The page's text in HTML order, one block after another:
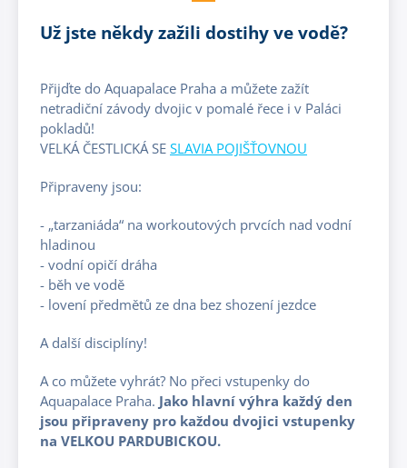
Už jste někdy zažili dostihy ve vodě?
Přijďte do Aquapalace Praha a můžete zažít
netradiční závody dvojic v pomalé řece i v Paláci
pokladů!
VELKÁ ČESTLICKÁ SE SLAVIA POJIŠŤOVNOU
Připraveny jsou:
- „tarzaniáda“ na workoutových prvcích nad vodní
hladinou
- vodní opičí dráha
- běh ve vodě
- lovení předmětů ze dna bez shození jezdce
A další disciplíny!
A co můžete vyhrát? No přeci vstupenky do
Aquapalace Praha. Jako hlavní výhra každý den
jsou připraveny pro každou dvojici vstupenky
na VELKOU PARDUBICKOU.